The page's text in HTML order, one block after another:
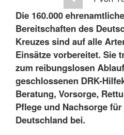
Die 160.000
Bereitschaften des
Kreuzes sind auf alle
Einsätze vorbereitet. Sie
zum reibungslosen
geschlossenen DRK-
Beratung, Vorsorge,
Pflege und Nachsorge
Deutschland bei.